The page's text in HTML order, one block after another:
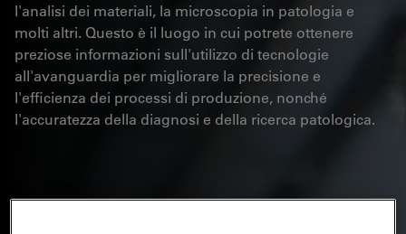
l'analisi dei materiali, la microscopia in patologia e
molti altri. Questo è il luogo in cui potrete ottenere
preziose informazioni sull'utilizzo di tecnologie
all'avanguardia per migliorare la precisione e
l'efficienza dei processi di produzione, nonché
l'accuratezza della diagnosi e della ricerca patologica.